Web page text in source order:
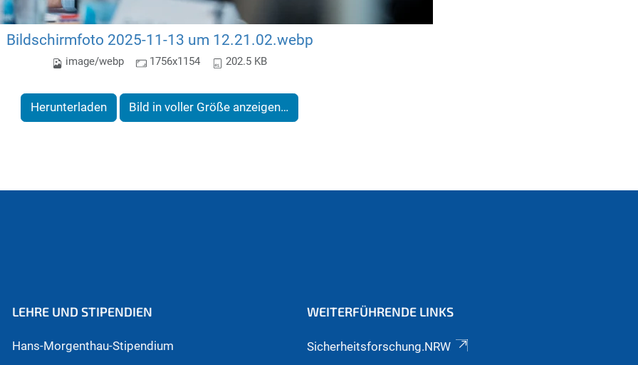
Bildschirmfoto 2025-11-13 um 12.21.02.webp
image/webp 1756x1154 202.5 KB
Herunterladen Bild in voller Größe anzeigen…
LEHRE UND STIPENDIEN
Hans-Morgenthau-Stipendium
WEITERFÜHRENDE LINKS
Sicherheitsforschung.NRW